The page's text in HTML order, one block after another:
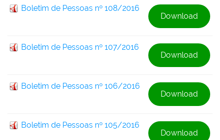
Boletim de Pessoas nº 108/2016
Download
Boletim de Pessoas nº 107/2016
Download
Boletim de Pessoas nº 106/2016
Download
Boletim de Pessoas nº 105/2016
Download